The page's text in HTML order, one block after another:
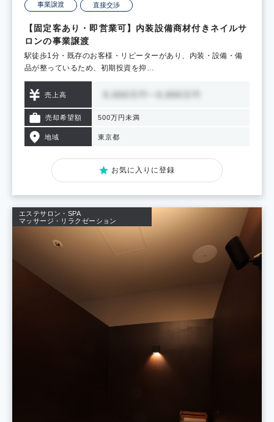
事業譲渡 直接交渉
【固定客あり・即営業可】内装設備商材付きネイルサ
ロンの事業譲渡
駅徒歩1分・既存のお客様・リピーターがあり、内装・設備・備
品が整っているため、初期投資を抑…
売上高
売却希望額 500万円未満
地域 東京都
お気に入りに登録
エステサロン・SPA
マッサージ・リラクゼーション